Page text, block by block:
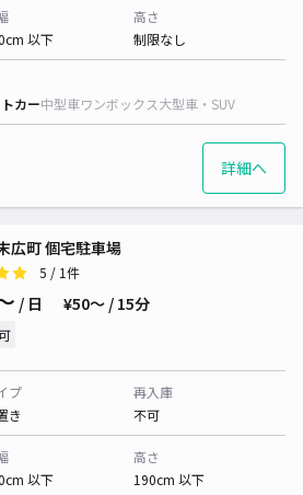
以下
高さ
制限なし
カー中型車ワンボックス大型車・SUV
詳細へ
広町 個宅駐車場
5 / 1件
/ 日 ¥50〜 / 15分
プ
き
再入庫
不可
以下
高さ
190cm 以下